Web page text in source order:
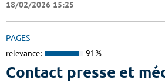
18/02/2026 15:25
PAGES
relevance: 91%
Contact presse et